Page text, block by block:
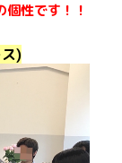
性です！！
)